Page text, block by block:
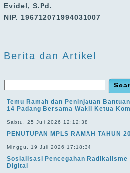
Evidel, S.Pd.
NIP. 196712071994031007
Berita dan Artikel
Temu Ramah dan Peninjauan
14 Padang Bersama Wakil Ketua
Sabtu, 25 Juli 2026 12:12:38
PENUTUPAN MPLS RAMAH TAHUN
Minggu, 19 Juli 2026 17:18:34
Sosialisasi Pencegahan Radikalisme
Digital